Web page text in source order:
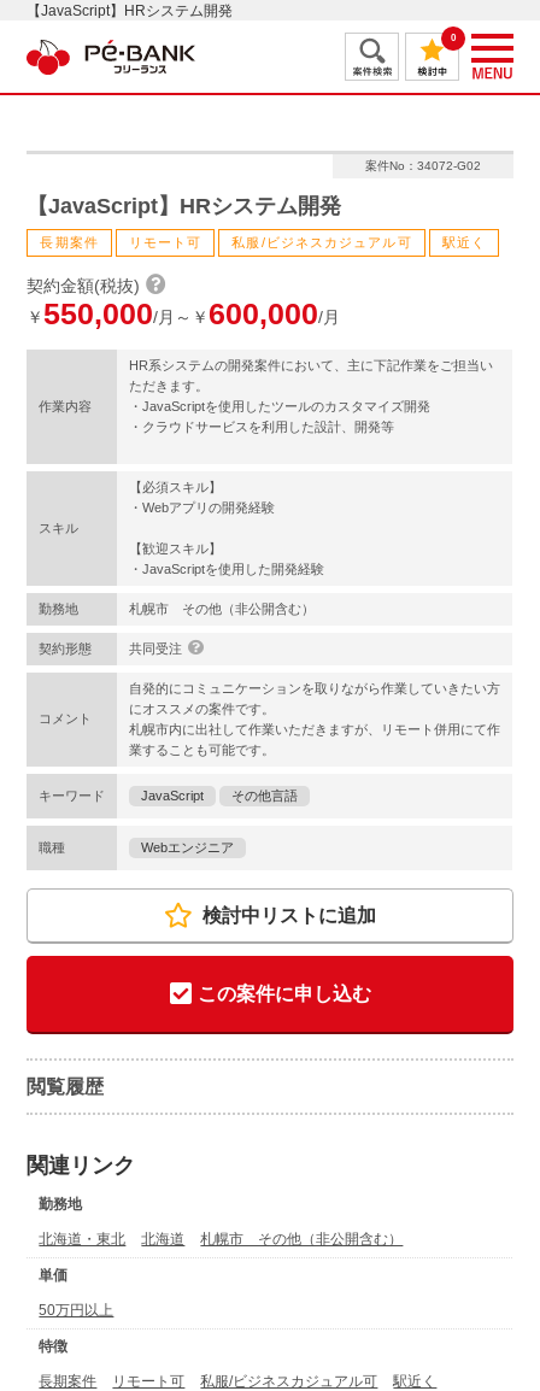
【JavaScript】HRシステム開発
0
案件No：34072-G02
【JavaScript】HRシステム開発
長期案件 リモート可 私服/ビジネスカジュアル可 駅近く
契約金額(税抜)
￥550,000/月～￥ 600,000/月
作業内容
HR系システムの開発案件において、主に下記作業をご担当い
ただきます。
・JavaScriptを使用したツールのカスタマイズ開発
・クラウドサービスを利用した設計、開発等
スキル
【必須スキル】
・Webアプリの開発経験
【歓迎スキル】
・JavaScriptを使用した開発経験
勤務地 札幌市 その他（非公開含む）
契約形態 共同受注
コメント
自発的にコミュニケーションを取りながら作業していきたい方
にオススメの案件です。
札幌市内に出社して作業いただきますが、リモート併用にて作
業することも可能です。
キーワード JavaScript その他言語
職種 Webエンジニア
検討中リストに追加
この案件に申し込む
閲覧履歴
関連リンク
勤務地
北海道・東北 北海道 札幌市 その他（非公開含む）
単価
50万円以上
特徴
長期案件 リモート可 私服/ビジネスカジュアル可 駅近く